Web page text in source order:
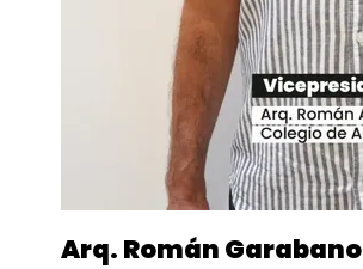
Arq. Román Garabano